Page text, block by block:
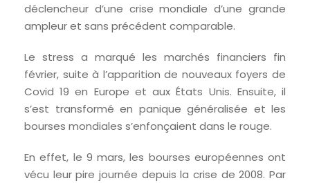
déclencheur d’une crise mondiale d’une grande
ampleur et sans précédent comparable.
Le stress a marqué les marchés financiers fin
février, suite à l’apparition de nouveaux foyers de
Covid 19 en Europe et aux États Unis. Ensuite, il
s’est transformé en panique généralisée et les
bourses mondiales s’enfonçaient dans le rouge.
En effet, le 9 mars, les bourses européennes ont
vécu leur pire journée depuis la crise de 2008. Par